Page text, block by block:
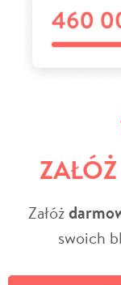
Załóż
swoich